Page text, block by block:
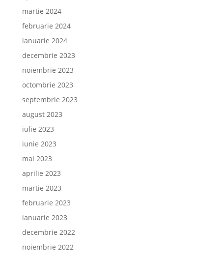
martie 2024
februarie 2024
ianuarie 2024
decembrie 2023
noiembrie 2023
octombrie 2023
septembrie 2023
august 2023
iulie 2023
iunie 2023
mai 2023
aprilie 2023
martie 2023
februarie 2023
ianuarie 2023
decembrie 2022
noiembrie 2022